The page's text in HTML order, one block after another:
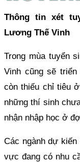
Thông tin xét
Lương Thế Vinh
Trong mùa tuyển
Vinh cũng sẽ
còn thiếu chỉ tiêu
những thí sinh
nhận nhập học ở
Các ngành dự
vực đang có nhu